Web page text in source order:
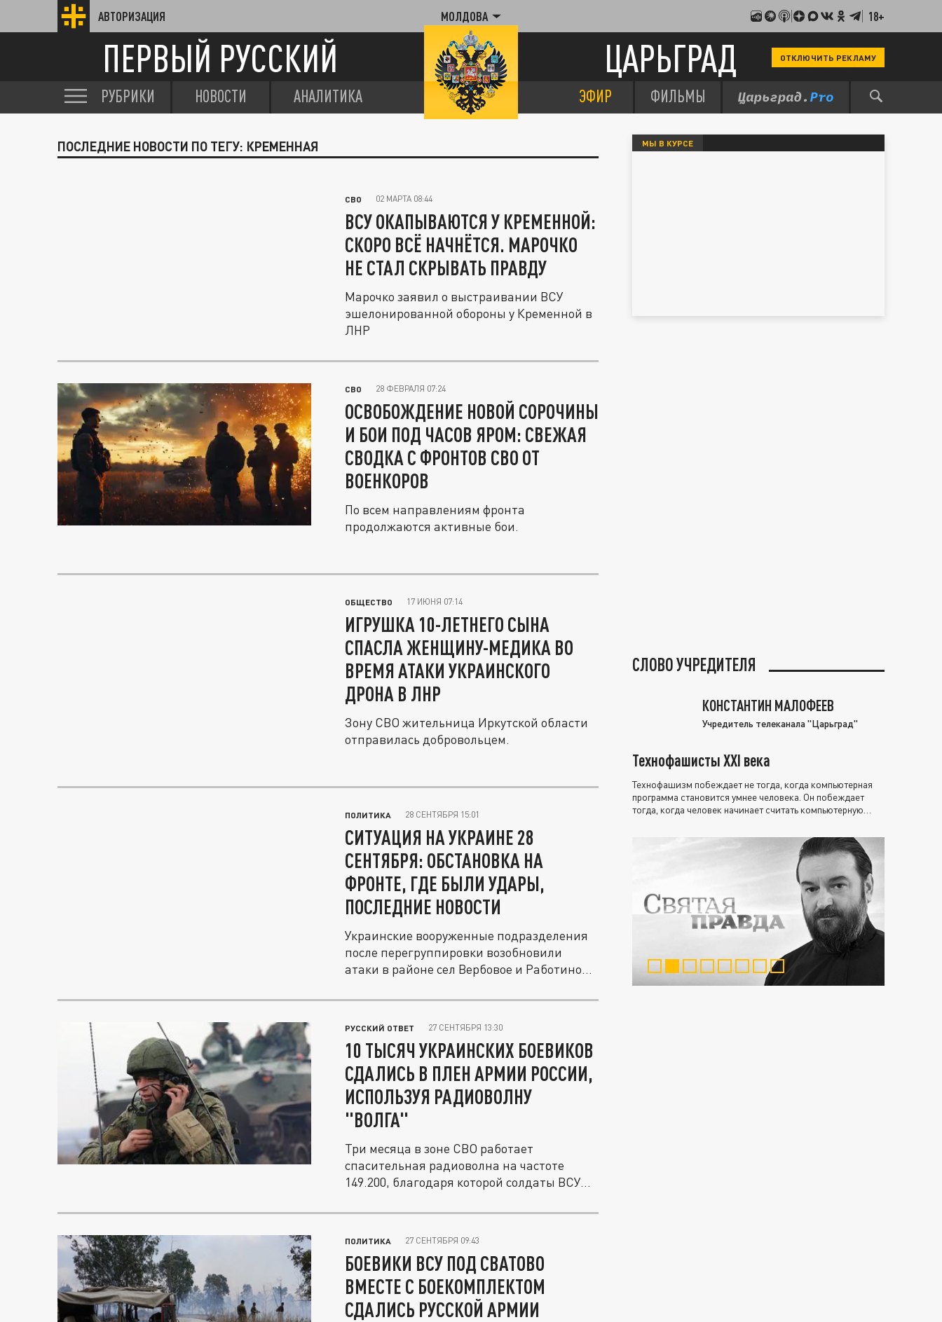
АВТОРИЗАЦИЯ МОЛДОВА 18+
ПЕРВЫЙ РУССКИЙ ЦАРЬГРАД ОТКЛЮЧИТЬ РЕКЛАМУ
РУБРИКИ НОВОСТИ АНАЛИТИКА ЭФИР ФИЛЬМЫ
ПОСЛЕДНИЕ НОВОСТИ ПО ТЕГУ: КРЕМЕННАЯ
СВО 02 МАРТА 08:44
ВСУ ОКАПЫВАЮТСЯ У КРЕМЕННОЙ:
СКОРО ВСЁ НАЧНЁТСЯ. МАРОЧКО
НЕ СТАЛ СКРЫВАТЬ ПРАВДУ
Марочко заявил о выстраивании ВСУ
эшелонированной обороны у Кременной в
ЛНР
СВО 28 ФЕВРАЛЯ 07:24
ОСВОБОЖДЕНИЕ НОВОЙ СОРОЧИНЫ
И БОИ ПОД ЧАСОВ ЯРОМ: СВЕЖАЯ
СВОДКА С ФРОНТОВ СВО ОТ
ВОЕНКОРОВ
По всем направлениям фронта
продолжаются активные бои.
ОБЩЕСТВО 17 ИЮНЯ 07:14
ИГРУШКА 10-ЛЕТНЕГО СЫНА
СПАСЛА ЖЕНЩИНУ-МЕДИКА ВО
ВРЕМЯ АТАКИ УКРАИНСКОГО
ДРОНА В ЛНР
Зону СВО жительница Иркутской области
отправилась добровольцем.
ПОЛИТИКА 28 СЕНТЯБРЯ 15:01
СИТУАЦИЯ НА УКРАИНЕ 28
СЕНТЯБРЯ: ОБСТАНОВКА НА
ФРОНТЕ, ГДЕ БЫЛИ УДАРЫ,
ПОСЛЕДНИЕ НОВОСТИ
Украинские вооруженные подразделения
после перегруппировки возобновили
атаки в районе сел Вербовое и Работино...
РУССКИЙ ОТВЕТ 27 СЕНТЯБРЯ 13:30
10 ТЫСЯЧ УКРАИНСКИХ БОЕВИКОВ
СДАЛИСЬ В ПЛЕН АРМИИ РОССИИ,
ИСПОЛЬЗУЯ РАДИОВОЛНУ
"ВОЛГА"
Три месяца в зоне СВО работает
спасительная радиоволна на частоте
149.200, благодаря которой солдаты ВСУ...
ПОЛИТИКА 27 СЕНТЯБРЯ 09:43
БОЕВИКИ ВСУ ПОД СВАТОВО
ВМЕСТЕ С БОЕКОМПЛЕКТОМ
СДАЛИСЬ РУССКОЙ АРМИИ
МЫ В КУРСЕ
СЛОВО УЧРЕДИТЕЛЯ
КОНСТАНТИН МАЛОФЕЕВ
Учредитель телеканала "Царьград"
Технофашисты XXI века
Технофашизм побеждает не тогда, когда компьютерная
программа становится умнее человека. Он побеждает
тогда, когда человек начинает считать компьютерную